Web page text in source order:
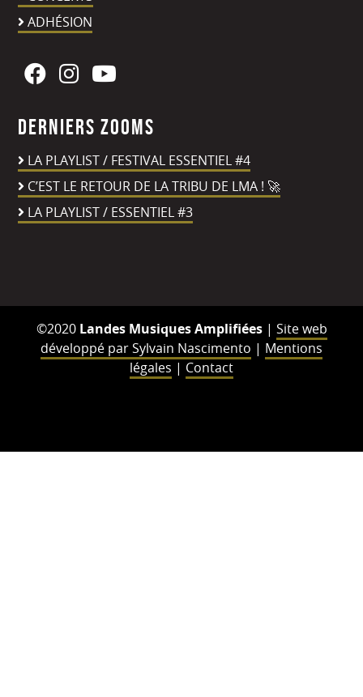
ADHÉSION
Derniers zooms
LA PLAYLIST / FESTIVAL ESSENTIEL #4
C’EST LE RETOUR DE LA TRIBU DE LMA ! 🚀
LA PLAYLIST / ESSENTIEL #3
©2020 Landes Musiques Amplifiées| Site web
développé par Sylvain Nascimento | Mentions
légales | Contact